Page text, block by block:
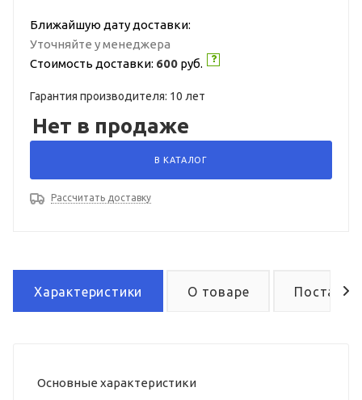
Ближайшую дату доставки:
Уточняйте у менеджера
Стоимость доставки: 600 руб.
Гарантия производителя: 10 лет
Нет в продаже
В КАТАЛОГ
Рассчитать доставку
Характеристики О товаре Поставка
Основные характеристики